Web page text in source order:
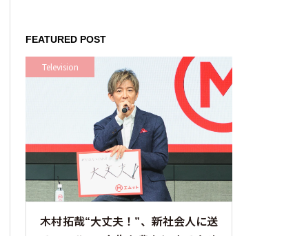
FEATURED POST
Television
木村拓哉“大丈夫！”、新社会人に送